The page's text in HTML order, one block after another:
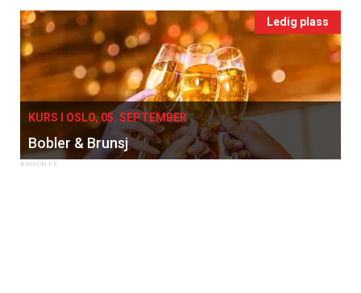
Ledig plass
KURS I OSLO, 05. SEPTEMBER
Bobler & Brunsj